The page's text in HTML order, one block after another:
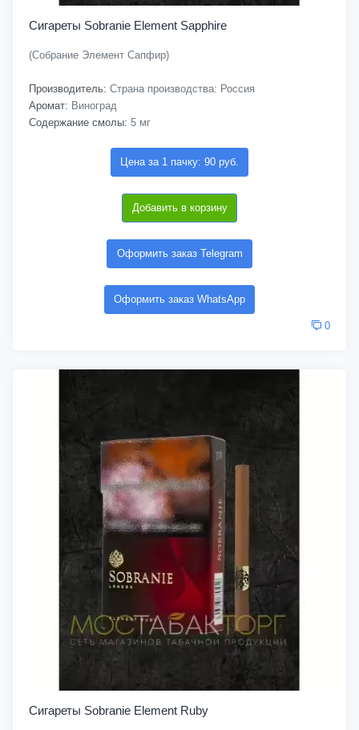
Сигареты Sobranie Element Sapphire
(Собрание Элемент Сапфир)
Производитель: Страна производства: Россия
Аромат: Виноград
Содержание смолы: 5 мг
Цена за 1 пачку: 90 руб.
Добавить в корзину
Оформить заказ Telegram
Оформить заказ WhatsApp
0
Сигареты Sobranie Element Ruby